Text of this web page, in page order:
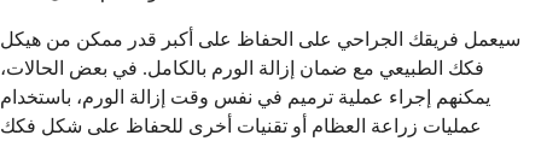
سيعمل فريقك الجراحي على الحفاظ على أكبر قدر ممكن من هيكل
فكك الطبيعي مع ضمان إزالة الورم بالكامل. في بعض الحالات،
يمكنهم إجراء عملية ترميم في نفس وقت إزالة الورم، باستخدام
عمليات زراعة العظام أو تقنيات أخرى للحفاظ على شكل فكك